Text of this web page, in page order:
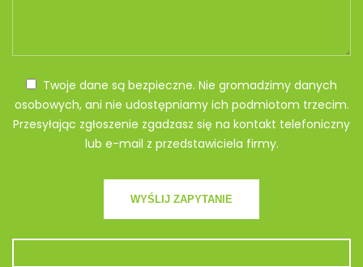
Twoje dane są bezpieczne. Nie gromadzimy danych
osobowych, ani nie udostępniamy ich podmiotom trzecim.
Przesyłając zgłoszenie zgadzasz się na kontakt telefoniczny
lub e-mail z przedstawiciela firmy.